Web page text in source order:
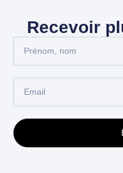
Recevoir